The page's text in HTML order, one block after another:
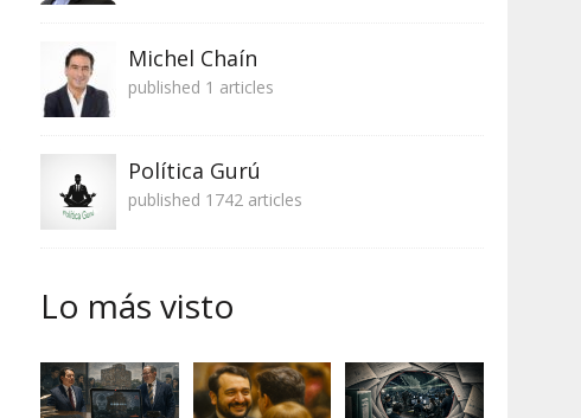
Michel Chaín
published 1 articles
Política Gurú
published 1742 articles
Lo más visto